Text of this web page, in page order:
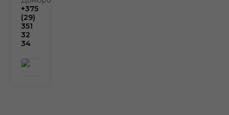
+375
(29)
351
32
34